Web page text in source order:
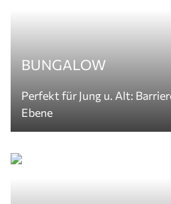
BUNGALOW
Perfekt für Jung u. Alt:
Ebene